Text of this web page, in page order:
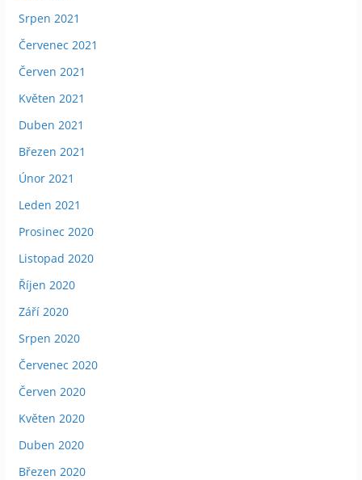
Srpen 2021
Červenec 2021
Červen 2021
Květen 2021
Duben 2021
Březen 2021
Únor 2021
Leden 2021
Prosinec 2020
Listopad 2020
Říjen 2020
Září 2020
Srpen 2020
Červenec 2020
Červen 2020
Květen 2020
Duben 2020
Březen 2020